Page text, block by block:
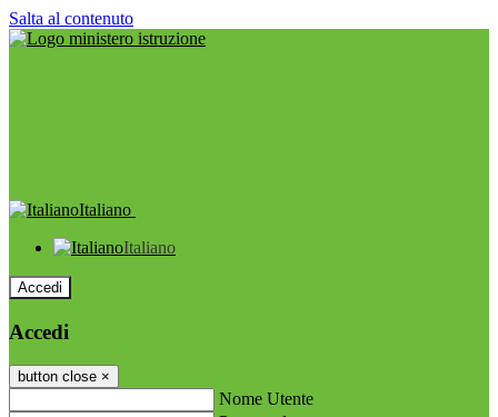
Salta al contenuto
Italiano
Italiano
Accedi
Accedi
button close ×
Nome Utente